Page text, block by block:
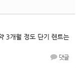
3개월 정도 단기 렌트는
댓글